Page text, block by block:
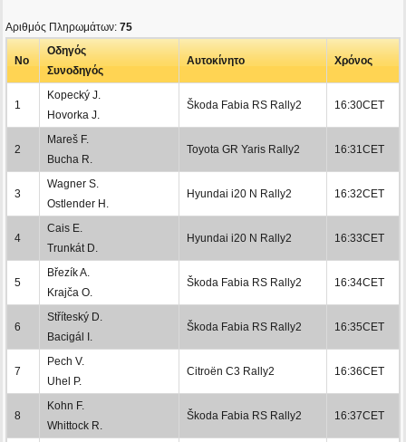
Αριθμός Πληρωμάτων: 75
No
Οδηγός
Συνοδηγός
Αυτοκίνητο Χρόνος
1
Kopecký J.
Hovorka J.
Škoda Fabia RS Rally2 16:30CET
2
Mareš F.
Bucha R.
Toyota GR Yaris Rally2 16:31CET
3
Wagner S.
Ostlender H.
Hyundai i20 N Rally2 16:32CET
4
Cais E.
Trunkát D.
Hyundai i20 N Rally2 16:33CET
5
Březík A.
Krajča O.
Škoda Fabia RS Rally2 16:34CET
6
Stříteský D.
Bacigál I.
Škoda Fabia RS Rally2 16:35CET
7
Pech V.
Uhel P.
Citroën C3 Rally2 16:36CET
8
Kohn F.
Whittock R.
Škoda Fabia RS Rally2 16:37CET